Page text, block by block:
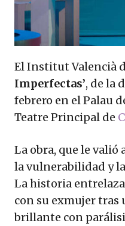
El Institut Valencià
Imperfectas’, de la
febrero en el Palau
Teatre Principal de
La obra, que le valió
la vulnerabilidad y
La historia
con su exmujer tras
brillante con